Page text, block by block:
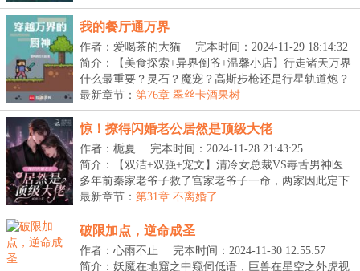
我的餐厅通万界
作者：爱喝茶的大猫
完本时间：2024-11-29 18:14:32
简介：【美食探索+异界倒爷+温馨小店】行走诸天万界
什么最重要？灵石？魔宠？高斯步枪还是行星轨道炮？
不...
最新章节： 第76章 翠丝卡酒果树
惊！撩得闪婚老公居然是顶级大佬
作者：栀夏
完本时间：2024-11-28 21:43:25
简介：【双洁+双强+宠文】清冷女总裁VS毒舌男神医
多年前秦家老爷子救了宫家老爷子一命，两家因此定下
了婚...
最新章节： 第31章 不离婚了
破限加点，逆命成圣
作者：心雨不止
完本时间：2024-11-30 12:55:57
简介：妖魔在地窟之中窥伺低语，巨兽在星空之外虎视